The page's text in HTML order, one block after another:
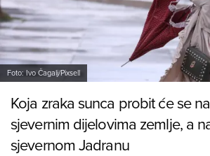
Foto: Ivo Čagalj/Pixsell
Koja zraka sunca probit će se
sjevernim dijelovima zemlje, a
sjevernom Jadranu